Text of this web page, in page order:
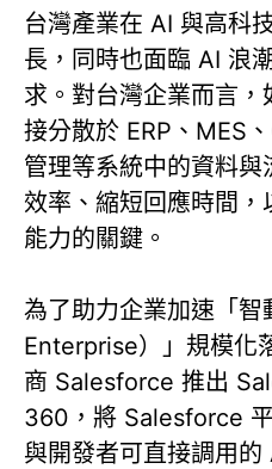
台灣產業在 AI 與高科
長，同時也面臨 AI 浪
求。對台灣企業而言
接分散於 ERP、MES
管理等系統中的資料
效率、縮短回應時間
能力的關鍵。
為了助力企業加速「
Enterprise）」規模化
商 Salesforce 推出
360，將 Salesforce
與開發者可直接調用